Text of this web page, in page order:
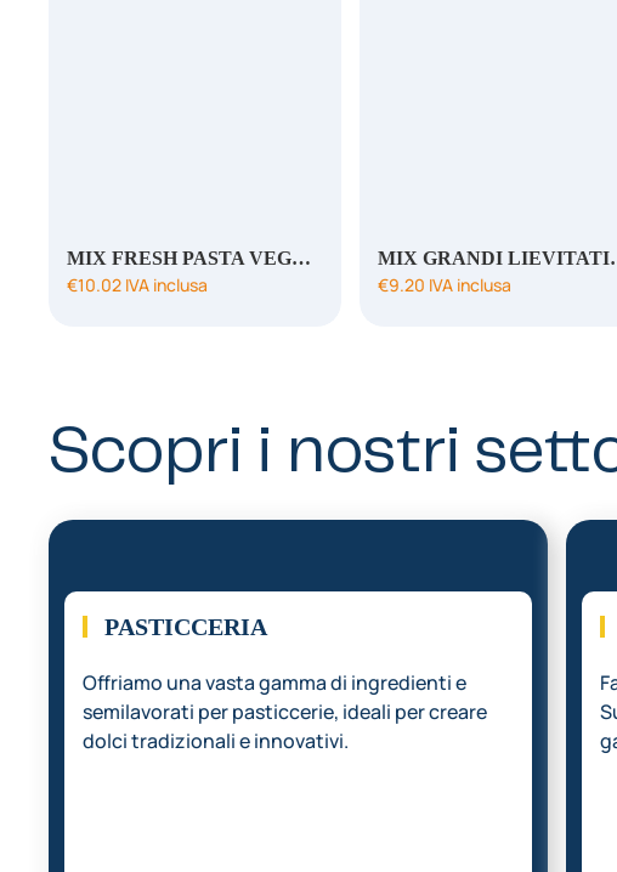
MIX FRESH PASTA VEGAN GF/LF
€10.02 IVA inclusa
MIX
€9.20 IVA inclusa
Scopri i nostri
PASTICCERIA
Offriamo una vasta gamma di ingredienti e
semilavorati per pasticcerie, ideali per creare
dolci tradizionali e innovativi.